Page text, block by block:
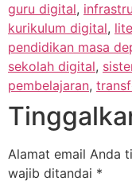
guru digital,
kurikulum digital,
pendidikan masa
sekolah digital,
pembelajaran,
Alamat email Anda
wajib ditandai *